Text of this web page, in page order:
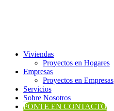
Viviendas
Proyectos en Hogares
Empresas
Proyectos en Empresas
Servicios
Sobre Nosotros
PONTE EN CONTACTO